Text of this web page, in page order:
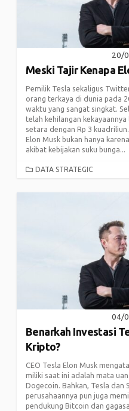
20/
Meski Tajir Kenapa
Pemilik Tesla sekaligus
orang terkaya di dunia pada
waktu yang sangat singkat.
telah kehilangan
setara dengan Rp 3
Elon Musk bukan hanya
akibat kebijakan suku bunga...
CATEGORIES
DATA STRATEGIC
04/
Benarkah Investasi
Kripto?
CEO Tesla Elon Musk
miliki saat ini adalah mata
Dogecoin. Bahkan, Tesla dan
perusahaannya pun juga
pendukung Bitcoin dan